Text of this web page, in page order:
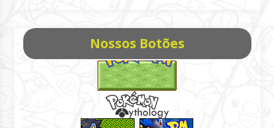
Nossos Botões